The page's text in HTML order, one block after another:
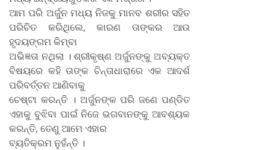
ଆମ ପରି ଅର୍ଜୁନ ମଧ୍ୟ ନିଜକୁ ମାନବ ଶରୀର ସହିତ
ପରିଚିତ କରିଥିଲେ, କାରଣ ତାଙ୍କର ଆଉ
ହୃଦୟଙ୍ଗମ କିମ୍ବା
ଅଭିଜ୍ଞତା ନଥିଲା । ଶ୍ରୀକୃଷ୍ଣ ଅର୍ଜୁନଙ୍କୁ ଅବ୍ୟକ୍ତ
ବିଷୟରେ କହି ତାଙ୍କ ଚିନ୍ତାଧାରାରେ ଏକ ଆଦର୍ଶ
ପରିବର୍ତ୍ତନ ଆଣିବାକୁ
ଚେଷ୍ଟା କରନ୍ତି । ଅର୍ଜୁନଙ୍କ ପରି ଜଣେ ପଣ୍ଡିତ
ଏହାକୁ ବୁଝିବା ପାଇଁ ନିଜେ ଭଗବାନଙ୍କୁ ଆବଶ୍ୟକ
କରନ୍ତି, ତେଣୁ ଆମେ ଏହାର
ବ୍ୟତିକ୍ରମ ନୁହଁନ୍ତି ।